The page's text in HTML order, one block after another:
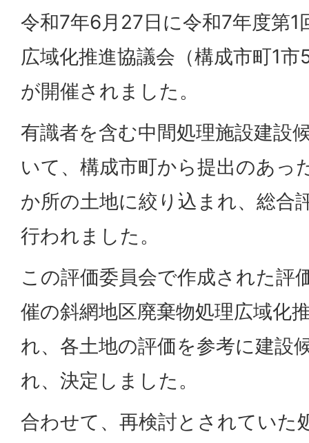
令和7年6月27日に令和7年度第1
広域化推進協議会（構成市町1
が開催されました。
有識者を含む中間処理施設建設
いて、構成市町から提出のあっ
か所の土地に絞り込まれ、総合
行われました。
この評価委員会で作成された評
催の斜網地区廃棄物処理広域化
れ、各土地の評価を参考に建設
れ、決定しました。
合わせて、再検討とされていた